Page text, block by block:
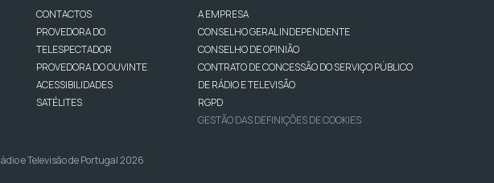
CONTACTOS
PROVEDORA DO
TELESPECTADOR
PROVEDORA DO OUVINTE
ACESSIBILIDADES
SATÉLITES
A EMPRESA
CONSELHO GERAL INDEPENDENTE
CONSELHO DE OPINIÃO
CONTRATO DE CONCESSÃO DO SERVIÇO PÚBLICO
DE RÁDIO E TELEVISÃO
RGPD
GESTÃO DAS DEFINIÇÕES DE COOKIES
e Televisão de Portugal 2026